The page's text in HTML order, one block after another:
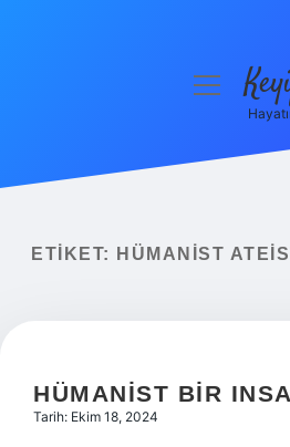
Yasal Uyarı
menüyü
ETIKET: HÜMANIST
HÜMANIST BIR
Tarih: Ekim 18, 2024